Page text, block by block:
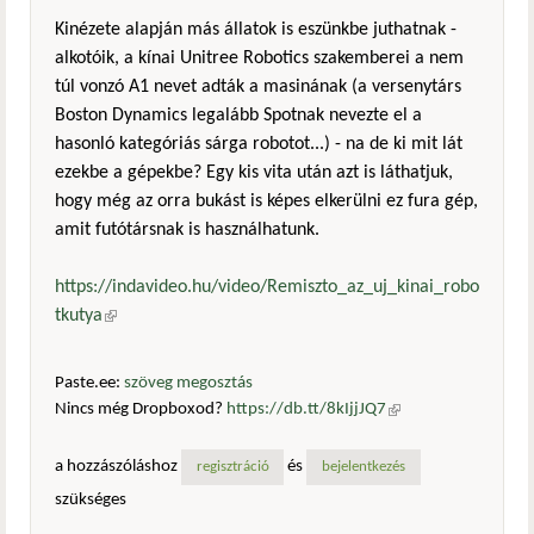
Kinézete alapján más állatok is eszünkbe juthatnak -
alkotóik, a kínai Unitree Robotics szakemberei a nem
túl vonzó A1 nevet adták a masinának (a versenytárs
Boston Dynamics legalább Spotnak nevezte el a
hasonló kategóriás sárga robotot...) - na de ki mit lát
ezekbe a gépekbe? Egy kis vita után azt is láthatjuk,
hogy még az orra bukást is képes elkerülni ez fura gép,
amit futótársnak is használhatunk.
https://indavideo.hu/video/Remiszto_az_uj_kinai_robo
tkutya(külső hivatkozás)
Paste.ee: szöveg megosztás
Nincs még Dropboxod? https://db.tt/8kIjjJQ7 (külső
a hozzászóláshoz
regisztráció és bejelentkezés
szükséges